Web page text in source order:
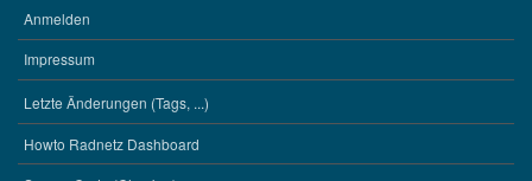
BENUTZERMENÜ
Anmelden
Impressum
WERKZEUGE
Letzte Änderungen (Tags, ...)
Howto Radnetz Dashboard